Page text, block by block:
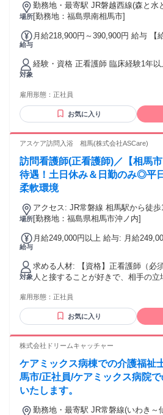
場所
勤務地・最寄駅 JR磐越西線(森と水
[勤務地：福島県南相馬市]
給与
月給218,900円～390,900円 給与 【
資格手当 40,000円～40,000円 ・夜勤手
残業代 なし ■賞与 年2回計3.40ヶ月分(前年度実績) ■昇給 あり
対象
経験・資格 正看護師 臨床経験1年以
雇用形態： 正社員
お気に入り
アスケア訪問入浴 相馬(株式会社ASCare)
訪問看護師(正看護師)／【相馬
待遇！土日休み＆日勤のみ◎平
柔軟環境
場所
アクセス: JR常磐線 相馬駅か
[勤務地：福島県相馬市沖ノ内]
給与
月給249,000円以上 給与: 月給249,000円 【諸手当】 資格手当
（12,000円） 地域手当（5,000円
人） 家族介護手当（10,000円/人）
対象
求める人材: 【資格】正看護師（必須）【経験】不問【人材】
人と接することが好きで、相手の
雇用形態： 正社員
お気に入り
株式会社ドリームキャッチャー
ケアミックス病棟での介護福祉
馬市/正社員/ケアミックス病院
いたします。
勤務地・最寄駅 JR常磐線(いわき～